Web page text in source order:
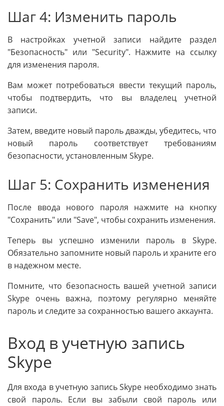
Шаг 4: Изменить пароль
В настройках учетной записи найдите раздел
"Безопасность" или "Security". Нажмите на ссылку
для изменения пароля.
Вам может потребоваться ввести текущий пароль,
чтобы подтвердить, что вы владелец учетной
записи.
Затем, введите новый пароль дважды, убедитесь, что
новый пароль соответствует требованиям
безопасности, установленным Skype.
Шаг 5: Сохранить изменения
После ввода нового пароля нажмите на кнопку
"Сохранить" или "Save", чтобы сохранить изменения.
Теперь вы успешно изменили пароль в Skype.
Обязательно запомните новый пароль и храните его
в надежном месте.
Помните, что безопасность вашей учетной записи
Skype очень важна, поэтому регулярно меняйте
пароль и следите за сохранностью вашего аккаунта.
Вход в учетную запись
Skype
Для входа в учетную запись Skype необходимо знать
свой пароль. Если вы забыли свой пароль или